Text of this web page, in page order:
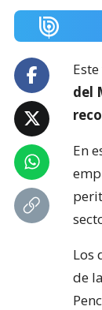
del
En
Los
de